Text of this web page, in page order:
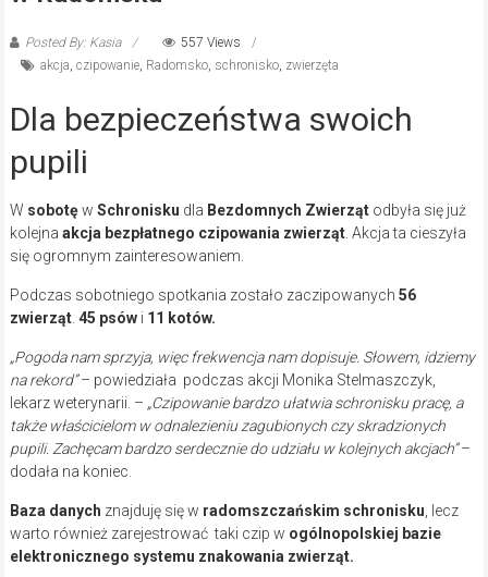
Posted By: Kasia
557 Views
akcja, czipowanie, Radomsko, schronisko, zwierzęta
Dla bezpieczeństwa swoich
pupili
W sobotęw Schronisku dla Bezdomnych Zwierząt odbyła się już
kolejna akcja bezpłatnego czipowania zwierząt. Akcja ta cieszyła
się ogromnym zainteresowaniem.
Podczas sobotniego spotkania zostało zaczipowanych 56
zwierząt. 45 psówi 11 kotów.
„Pogoda nam sprzyja, więc frekwencja nam dopisuje. Słowem, idziemy
na rekord”– powiedziała podczas akcji Monika Stelmaszczyk,
lekarz weterynarii. – „Czipowanie bardzo ułatwia schronisku pracę, a
także właścicielom w odnalezieniu zagubionych czy skradzionych
pupili. Zachęcam bardzo serdecznie do udziału w kolejnych akcjach”–
dodała na koniec.
Baza danych znajduję się w radomszczańskim schronisku , lecz
warto również zarejestrować taki czip w ogólnopolskiej bazie
elektronicznego systemu znakowania zwierząt.